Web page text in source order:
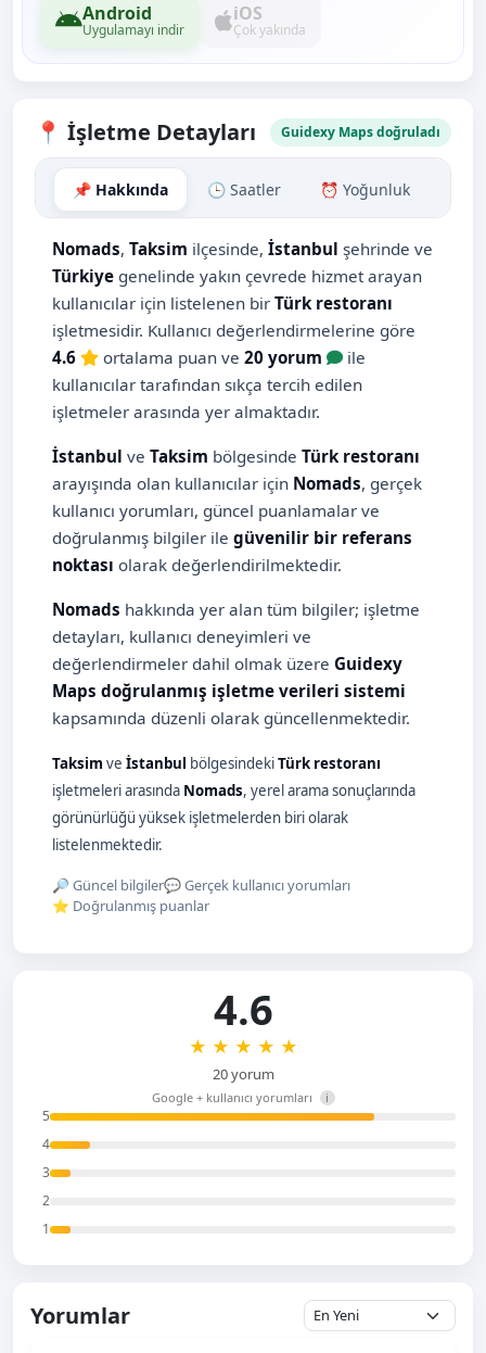
Android
Uygulamayı indir
iOS
Çok yakında
📍 İşletme Detayları Guidexy Maps doğruladı
📌 Hakkında 🕒 Saatler ⏰ Yoğunluk
Nomads, Taksim ilçesinde, İstanbul şehrinde ve
Türkiye genelinde yakın çevrede hizmet arayan
kullanıcılar için listelenen bir Türk restoranı
işletmesidir. Kullanıcı değerlendirmelerine göre
4.6
ortalama puan ve 20 yorum
ile
kullanıcılar tarafından sıkça tercih edilen
işletmeler arasında yer almaktadır.
İstanbul ve Taksim bölgesinde Türk restoranı
arayışında olan kullanıcılar için Nomads, gerçek
kullanıcı yorumları, güncel puanlamalar ve
doğrulanmış bilgiler ile güvenilir bir referans
noktası olarak değerlendirilmektedir.
Nomads hakkında yer alan tüm bilgiler; işletme
detayları, kullanıcı deneyimleri ve
değerlendirmeler dahil olmak üzere Guidexy
Maps doğrulanmış işletme verileri sistemi
kapsamında düzenli olarak güncellenmektedir.
Taksim ve İstanbul bölgesindekiTürk restoranı
işletmeleri arasında Nomads, yerel arama sonuçlarında
görünürlüğü yüksek işletmelerden biri olarak
listelenmektedir.
🔎 Güncel bilgiler💬 Gerçek kullanıcı yorumları
⭐ Doğrulanmış puanlar
5
4
3
2
1
4.6
★ ★ ★ ★ ★
20 yorum
Google + kullanıcı yorumları i
Yorumlar